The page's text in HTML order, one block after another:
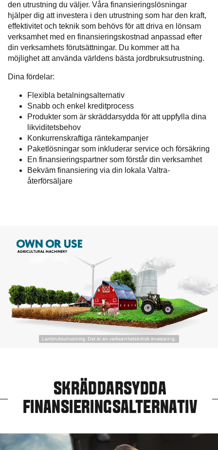
den utrustning du väljer. Våra finansieringslösningar
hjälper dig att investera i den utrustning som har den kraft,
effektivitet och teknik som behövs för att driva en lönsam
verksamhet med en finansieringskostnad anpassad efter
din verksamhets förutsättningar. Du kommer att ha
möjlighet att använda världens bästa jordbruksutrustning.
Dina fördelar:
Flexibla betalningsalternativ
Snabb och enkel kreditprocess
Produkter som är skräddarsydda för att uppfylla dina
likviditetsbehov
Konkurrenskraftiga räntekampanjer
Paketlösningar som inkluderar service och försäkring
En finansieringspartner som förstår din verksamhet
Bekväm finansiering via din lokala Valtra-
återförsäljare
SKRÄDDARSYDDA
FINANSIERINGSALTERNATIV